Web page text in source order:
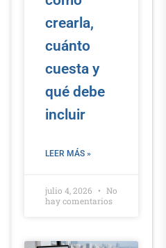
crearla,
cuánto
cuesta y
qué debe
incluir
LEER MÁS »
julio 4, 2026
No
hay comentarios